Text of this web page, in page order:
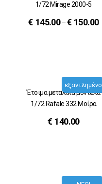
1/72 Mirage 2000-5
€ 145.00–€ 150.00
εξαντλημένο
Έτοιμα μεταλικά μοντέλα
1/72 Rafale 332 Μοίρα
€ 140.00